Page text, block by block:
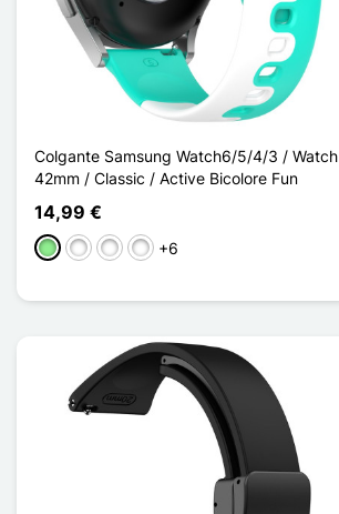
Colgante Samsung Watch6/5/4/3 / Watch
42mm / Classic / Active Bicolore Fun
14,99 €
Verde claro
Rose / Blanc
Gris / Blanc
Rouge / Vert
+6